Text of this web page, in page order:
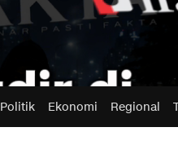
Politik Ekonomi Regional